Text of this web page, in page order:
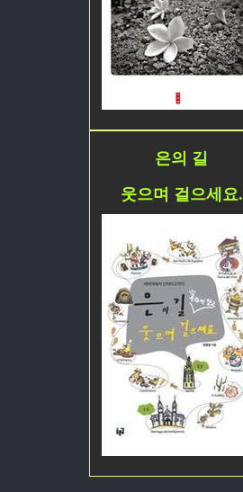
은의 길
웃으며 걸으세요.